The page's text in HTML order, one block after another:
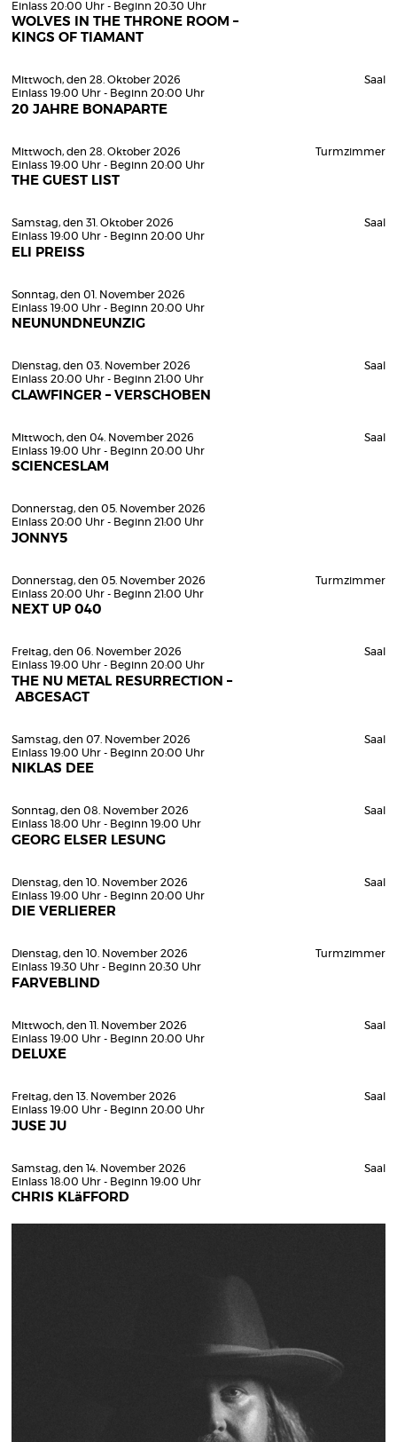
Einlass 20:00 Uhr - Beginn 20:30 Uhr
WOLVES IN THE THRONE ROOM –
KINGS OF TIAMANT
Mittwoch, den 28. Oktober 2026
Einlass 19:00 Uhr - Beginn 20:00 Uhr
20 JAHRE BONAPARTE
Saal
Mittwoch, den 28. Oktober 2026
Einlass 19:00 Uhr - Beginn 20:00 Uhr
THE GUEST LIST
Turmzimmer
Samstag, den 31. Oktober 2026
Einlass 19:00 Uhr - Beginn 20:00 Uhr
ELI PREISS
Saal
Sonntag, den 01. November 2026
Einlass 19:00 Uhr - Beginn 20:00 Uhr
NEUNUNDNEUNZIG
Dienstag, den 03. November 2026
Einlass 20:00 Uhr - Beginn 21:00 Uhr
CLAWFINGER – VERSCHOBEN
Saal
Mittwoch, den 04. November 2026
Einlass 19:00 Uhr - Beginn 20:00 Uhr
SCIENCESLAM
Saal
Donnerstag, den 05. November 2026
Einlass 20:00 Uhr - Beginn 21:00 Uhr
JONNY5
Donnerstag, den 05. November 2026
Einlass 20:00 Uhr - Beginn 21:00 Uhr
NEXT UP 040
Turmzimmer
Freitag, den 06. November 2026
Einlass 19:00 Uhr - Beginn 20:00 Uhr
THE NU METAL RESURRECTION –
ABGESAGT
Saal
Samstag, den 07. November 2026
Einlass 19:00 Uhr - Beginn 20:00 Uhr
NIKLAS DEE
Saal
Sonntag, den 08. November 2026
Einlass 18:00 Uhr - Beginn 19:00 Uhr
GEORG ELSER LESUNG
Saal
Dienstag, den 10. November 2026
Einlass 19:00 Uhr - Beginn 20:00 Uhr
DIE VERLIERER
Saal
Dienstag, den 10. November 2026
Einlass 19:30 Uhr - Beginn 20:30 Uhr
FARVEBLIND
Turmzimmer
Mittwoch, den 11. November 2026
Einlass 19:00 Uhr - Beginn 20:00 Uhr
DELUXE
Saal
Freitag, den 13. November 2026
Einlass 19:00 Uhr - Beginn 20:00 Uhr
JUSE JU
Saal
Samstag, den 14. November 2026
Einlass 18:00 Uhr - Beginn 19:00 Uhr
CHRIS KLäFFORD
Saal